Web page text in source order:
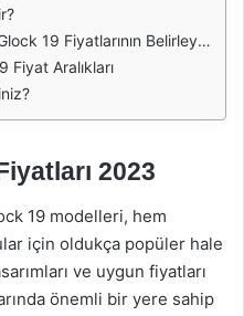
Fiyatlarının Belirleyici Faktörleri
Fiyat Aralıkları
2023
19 modelleri, hem
için oldukça popüler hale
ve uygun fiyatları
önemli bir yere sahip